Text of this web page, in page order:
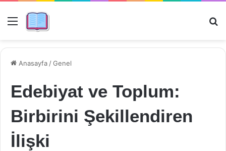
Menü
Anasayfa /Genel
Edebiyat ve Toplum:
Birbirini Şekillendiren
İlişki